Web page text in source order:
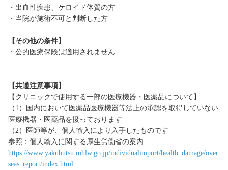
・出血性疾患、ケロイド体質の方
・当院が施術不可と判断した方
【その他の条件】
・公的医療保険は適用されません
【共通注意事項】
【クリニックで使用する一部の医療機器・医薬品について】
（1）国内において医薬品医療機器等法上の承認を取得していない
医療機器・医薬品を扱っております
（2）医師等が、個人輸入により入手したものです
参照：個人輸入に関する厚生労働省の案内
https://www.yakubutsu.mhlw.go.jp/individualimport/health_damage/over
seas_report/index.html